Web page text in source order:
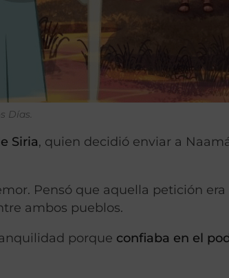
Días.
Siria, quien decidió enviar a
Pensó que aquella petición
ambos pueblos.
porque confiaba en el